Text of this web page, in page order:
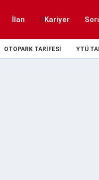
İlan Kariyer
OTOPARK TARIFESI YTÜ